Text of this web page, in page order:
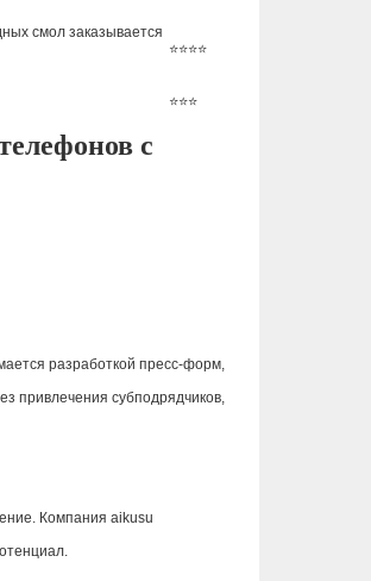
смол заказывается
⭐⭐⭐⭐
⭐⭐⭐
разработкой пресс-форм,
привлечения субподрядчиков,
Компания aikusu